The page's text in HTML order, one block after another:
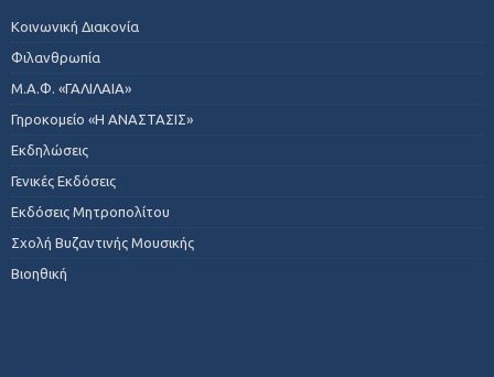
Κοινωνική Διακονία
Φιλανθρωπία
Μ.Α.Φ. «ΓΑΛΙΛΑΙΑ»
Γηροκομείο «Η ΑΝΑΣΤΑΣΙΣ»
Εκδηλώσεις
Γενικές Εκδόσεις
Εκδόσεις Μητροπολίτου
Σχολή Βυζαντινής Μουσικής
Βιοηθική